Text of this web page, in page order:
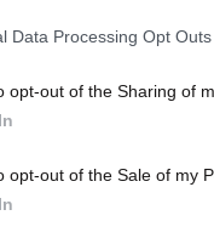
Data Processing Opt Outs
opt-out of the Sharing of
opt-out of the Sale of my
👇👇